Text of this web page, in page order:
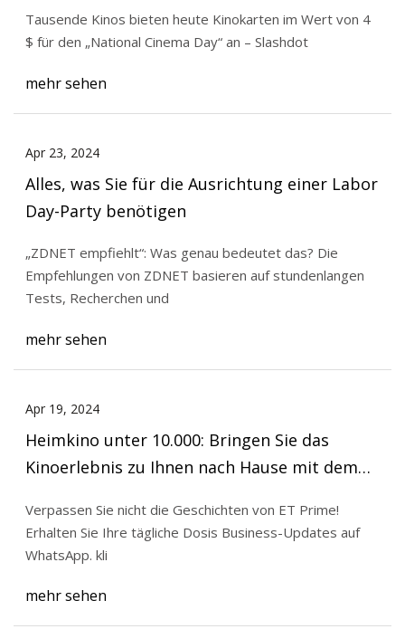
Tausende Kinos bieten heute Kinokarten im Wert von 4
$ für den „National Cinema Day“ an – Slashdot
mehr sehen
Apr 23, 2024
Alles, was Sie für die Ausrichtung einer Labor
Day-Party benötigen
„ZDNET empfiehlt“: Was genau bedeutet das? Die
Empfehlungen von ZDNET basieren auf stundenlangen
Tests, Recherchen und
mehr sehen
Apr 19, 2024
Heimkino unter 10.000: Bringen Sie das
Kinoerlebnis zu Ihnen nach Hause mit dem
Verpassen Sie nicht die Geschichten von ET Prime!
Erhalten Sie Ihre tägliche Dosis Business-Updates auf
WhatsApp. kli
mehr sehen